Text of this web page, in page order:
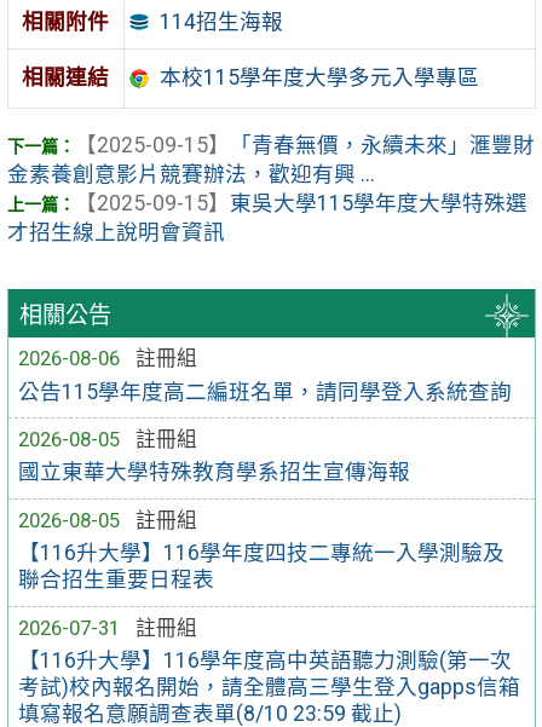
相關公告
2026-08-06
註冊組
公告115學年度高二編班名單，請同學登入系統查詢
2026-08-05
註冊組
國立東華大學特殊教育學系招生宣傳海報
2026-08-05
註冊組
【116升大學】116學年度四技二專統一入學測驗及
聯合招生重要日程表
2026-07-31
註冊組
【116升大學】116學年度高中英語聽力測驗(第一次
考試)校內報名開始，請全體高三學生登入gapps信箱
填寫報名意願調查表單(8/10 23:59 截止)
相關附件 114招生海報
相關連結 本校115學年度大學多元入學專區
【2025-09-15】
「青春無價，永續未來」滙豐財
金素養創意影片競賽辦法，歡迎有興 ...
【2025-09-15】 東吳大學115學年度大學特殊選
才招生線上說明會資訊